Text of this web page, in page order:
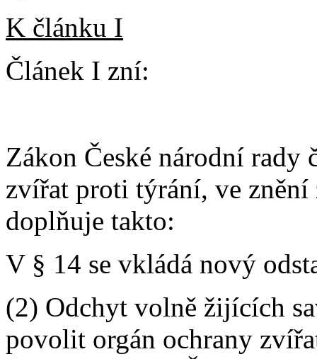
K článku I
Článek I zní:
Zákon České národní rady
zvířat proti týrání, ve znění
doplňuje takto:
V § 14 se vkládá nový
(2) Odchyt volně žijících
povolit orgán ochrany